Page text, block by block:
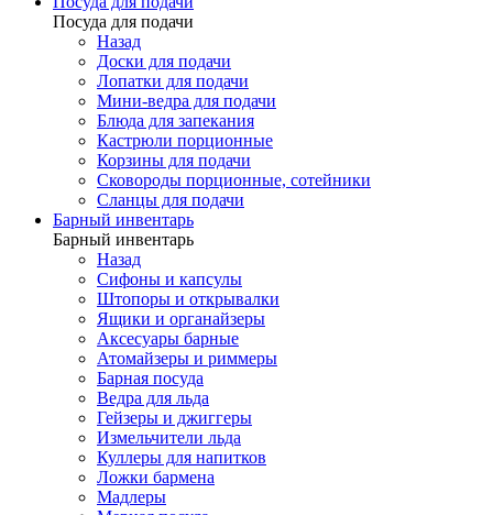
Посуда для подачи
Назад
Доски для подачи
Лопатки для подачи
Мини-ведра для подачи
Блюда для запекания
Кастрюли порционные
Корзины для подачи
Сковороды порционные, сотейники
Сланцы для подачи
Барный инвентарь
Барный инвентарь
Назад
Сифоны и капсулы
Штопоры и открывалки
Ящики и органайзеры
Аксесуары барные
Атомайзеры и риммеры
Барная посуда
Ведра для льда
Гейзеры и джиггеры
Измельчители льда
Куллеры для напитков
Ложки бармена
Мадлеры